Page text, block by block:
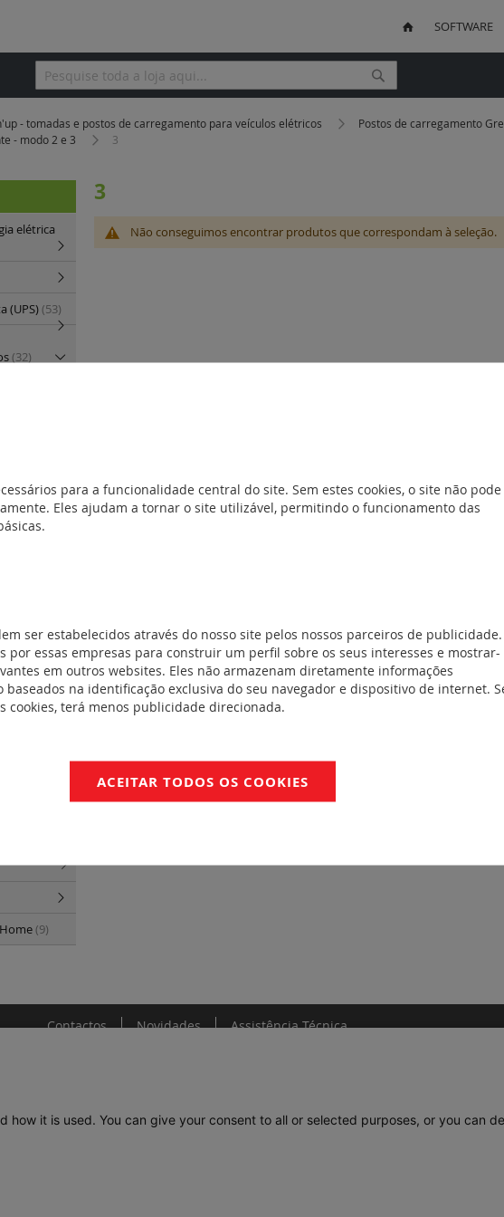
SOFTWARE
Pesquisa Pesquisa
- tomadas e postos de carregamento para veículos elétricos
Postos de carregamento
- modo 2 e 3
3
3
Não conseguimos encontrar produtos que correspondam à seleção.
elétrica
(UPS)(53)
(32)
para
V - 16 A
isolante -
metal -
-
metal - modo
-
-
(9)
Contactos Novidades Assistência Técnica
para a funcionalidade central do site. Sem estes cookies, o site não pode
Eles ajudam a tornar o site utilizável, permitindo o funcionamento das
ser estabelecidos através do nosso site pelos nossos parceiros de publicidade.
por essas empresas para construir um perfil sobre os seus interesses e mostrar-
em outros websites. Eles não armazenam diretamente informações
baseados na identificação exclusiva do seu navegador e dispositivo de internet.
cookies, terá menos publicidade direcionada.
ACEITAR TODOS OS COOKIES
it is used. You can give your consent to all or selected purposes, or you can